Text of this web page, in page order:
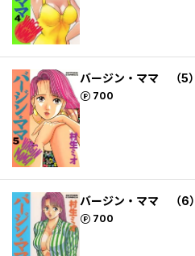
バージン・ママ （5）
700
ポイント
バージン・ママ （6）
700
ポイント